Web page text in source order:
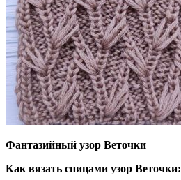
Фантазийный узор Веточки
Как вязать спицами узор Веточки: